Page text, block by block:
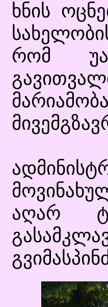
ხნის
რომ
აღარ